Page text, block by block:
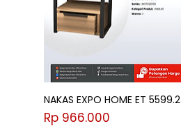
NAKAS EXPO HOME ET 5599.2
Harga
Rp 966.000